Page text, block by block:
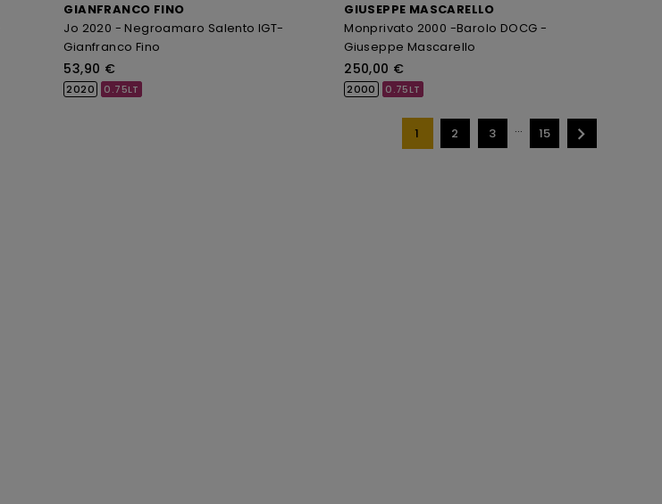
GIANFRANCO FINO
Jo 2020 - Negroamaro Salento IGT-
Gianfranco Fino
53,90 €
2020 0.75LT
GIUSEPPE MASCARELLO
Monprivato 2000 -Barolo DOCG -
Giuseppe Mascarello
250,00 €
2000 0.75LT
1 2 3 … 15 